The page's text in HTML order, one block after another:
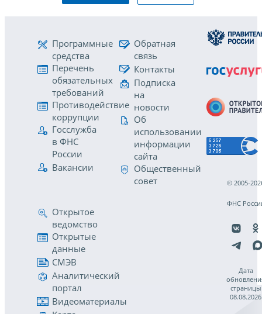
Программные
средства
Перечень
обязательных
требований
Противодействие
коррупции
Госслужба
в ФНС
России
Вакансии
Обратная
связь
Контакты
Подписка
на
новости
Об
использовании
информации
сайта
Общественный
совет
Открытое
ведомство
Открытые
данные
СМЭВ
Аналитический
портал
Видеоматериалы
© 2005-
ФНС
Дата
страницы
08.08.2026